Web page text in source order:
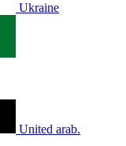
Ukraine
United arab.